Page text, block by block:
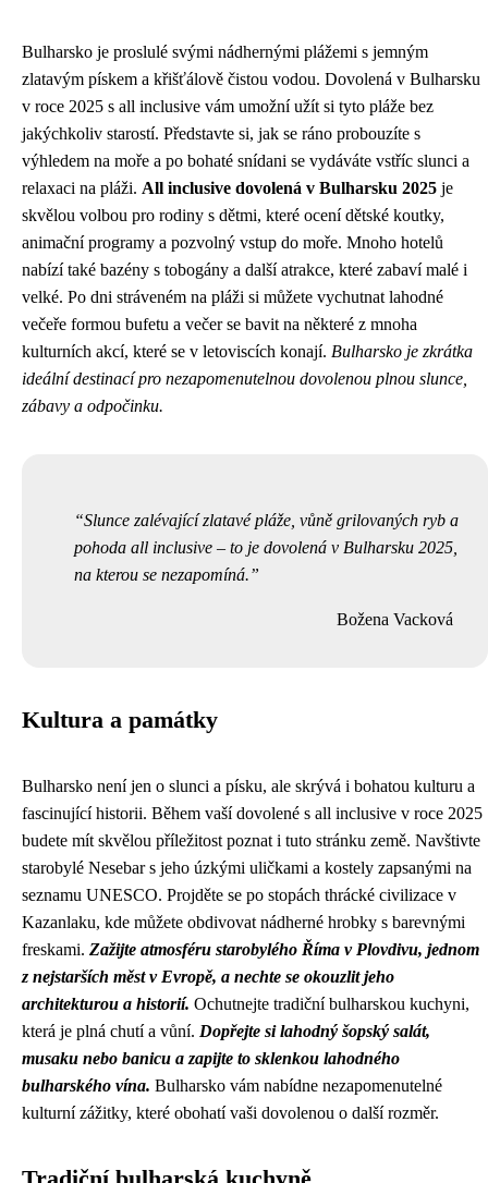
Bulharsko je proslulé svými nádhernými plážemi s jemným
zlatavým pískem a křišťálově čistou vodou. Dovolená v Bulharsku
v roce 2025 s all inclusive vám umožní užít si tyto pláže bez
jakýchkoliv starostí. Představte si, jak se ráno probouzíte s
výhledem na moře a po bohaté snídani se vydáváte vstříc slunci a
relaxaci na pláži. All inclusive dovolená v Bulharsku 2025 je
skvělou volbou pro rodiny s dětmi, které ocení dětské koutky,
animační programy a pozvolný vstup do moře. Mnoho hotelů
nabízí také bazény s tobogány a další atrakce, které zabaví malé i
velké. Po dni stráveném na pláži si můžete vychutnat lahodné
večeře formou bufetu a večer se bavit na některé z mnoha
kulturních akcí, které se v letoviscích konají. Bulharsko je zkrátka
ideální destinací pro nezapomenutelnou dovolenou plnou slunce,
zábavy a odpočinku.
Slunce zalévající zlatavé pláže, vůně grilovaných ryb a
pohoda all inclusive – to je dovolená v Bulharsku 2025,
na kterou se nezapomíná.
Božena Vacková
Kultura a památky
Bulharsko není jen o slunci a písku, ale skrývá i bohatou kulturu a
fascinující historii. Během vaší dovolené s all inclusive v roce 2025
budete mít skvělou příležitost poznat i tuto stránku země. Navštivte
starobylé Nesebar s jeho úzkými uličkami a kostely zapsanými na
seznamu UNESCO. Projděte se po stopách thrácké civilizace v
Kazanlaku, kde můžete obdivovat nádherné hrobky s barevnými
freskami. Zažijte atmosféru starobylého Říma v Plovdivu, jednom
z nejstarších měst v Evropě, a nechte se okouzlit jeho
architekturou a historií. Ochutnejte tradiční bulharskou kuchyni,
která je plná chutí a vůní. Dopřejte si lahodný šopský salát,
musaku nebo banicu a zapijte to sklenkou lahodného
bulharského vína. Bulharsko vám nabídne nezapomenutelné
kulturní zážitky, které obohatí vaši dovolenou o další rozměr.